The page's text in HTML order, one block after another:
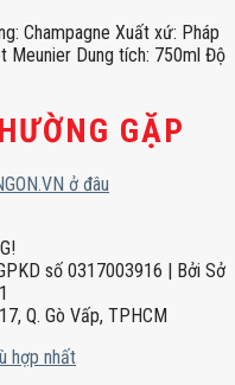
Champagne Xuất xứ: Pháp
Meunier Dung tích: 750ml Độ
GẶP
ở đâu
số 0317003916 | Bởi Sở
Q. Gò Vấp, TPHCM
hợp nhất